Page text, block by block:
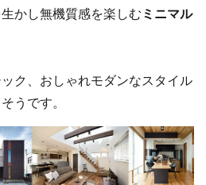
かし無機質感を楽しむ ミニマル
ク、おしゃれモダンなスタイル
うです。